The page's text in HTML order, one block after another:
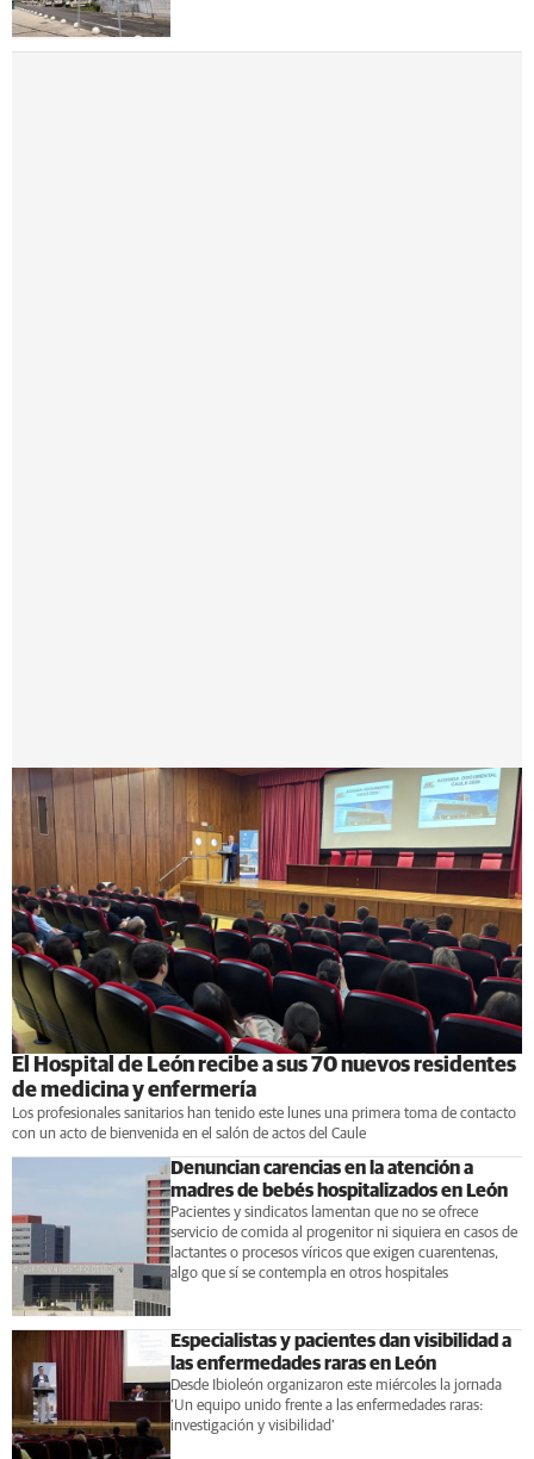
El Hospital de León recibe a sus 70 nuevos residentes
de medicina y enfermería
Los profesionales sanitarios han tenido este lunes una primera toma de contacto
con un acto de bienvenida en el salón de actos del Caule
Denuncian carencias en la atención a
madres de bebés hospitalizados en León
Pacientes y sindicatos lamentan que no se ofrece
servicio de comida al progenitor ni siquiera en casos de
lactantes o procesos víricos que exigen cuarentenas,
algo que sí se contempla en otros hospitales
Especialistas y pacientes dan visibilidad a
las enfermedades raras en León
Desde Ibioleón organizaron este miércoles la jornada
‘Un equipo unido frente a las enfermedades raras:
investigación y visibilidad’